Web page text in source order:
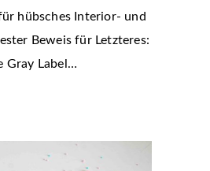
hübsches Interior- und
Beweis für Letzteres:
Gray Label…